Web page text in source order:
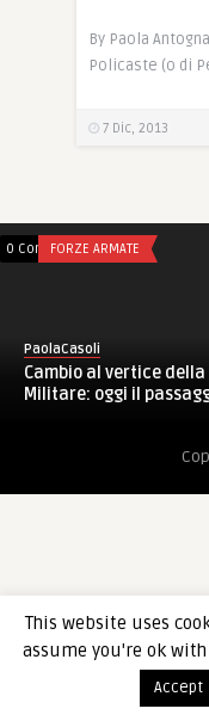
By Paola
Policaste (o di
7 Dic, 2013
0 CommentsFORZE ARMATE
PaolaCasoli
Cambio al vertice
Militare: oggi il
This website uses
assume you're ok
Accept